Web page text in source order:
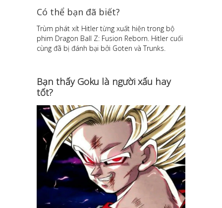
Có thể bạn đã biết?
Trùm phát xít Hitler từng xuất hiện trong bộ
phim Dragon Ball Z: Fusion Reborn. Hitler cuối
cùng đã bị đánh bại bởi Goten và Trunks.
Bạn thấy Goku là người xấu hay
tốt?